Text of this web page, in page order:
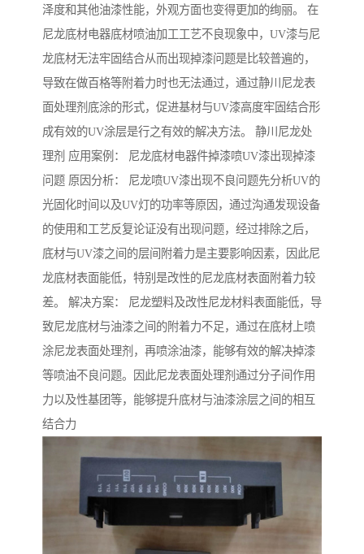
泽度和其他油漆性能，外观方面也变得更加的绚丽。 在
尼龙底材电器底材喷油加工工艺不良现象中，UV漆与尼
龙底材无法牢固结合从而出现掉漆问题是比较普遍的，
导致在做百格等附着力时也无法通过，通过静川尼龙表
面处理剂底涂的形式，促进基材与UV漆高度牢固结合形
成有效的UV涂层是行之有效的解决方法。 静川尼龙处
理剂 应用案例： 尼龙底材电器件掉漆喷UV漆出现掉漆
问题 原因分析： 尼龙喷UV漆出现不良问题先分析UV的
光固化时间以及UV灯的功率等原因，通过沟通发现设备
的使用和工艺反复论证没有出现问题，经过排除之后，
底材与UV漆之间的层间附着力是主要影响因素，因此尼
龙底材表面能低，特别是改性的尼龙底材表面附着力较
差。 解决方案： 尼龙塑料及改性尼龙材料表面能低，导
致尼龙底材与油漆之间的附着力不足，通过在底材上喷
涂尼龙表面处理剂，再喷涂油漆，能够有效的解决掉漆
等喷油不良问题。因此尼龙表面处理剂通过分子间作用
力以及性基团等，能够提升底材与油漆涂层之间的相互
结合力